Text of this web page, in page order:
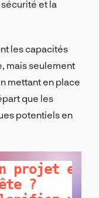
et la
les capacités
mais seulement
mettant en place
que les
potentiels en
projet en
?